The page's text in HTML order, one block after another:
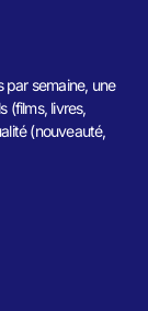
par semaine, une
(films, livres,
(nouveauté,